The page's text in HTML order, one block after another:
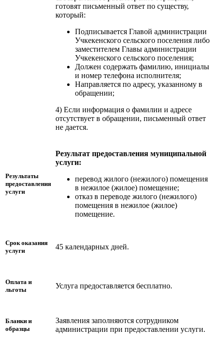
готовят письменный ответ по существу,
который:
Подписывается Главой администрации
Учкекенского сельского поселения либо
заместителем Главы администрации
Учкекенского сельского поселения;
Должен содержать фамилию, инициалы
и номер телефона исполнителя;
Направляется по адресу, указанному в
обращении;
4) Если информация о фамилии и адресе
отсутствует в обращении, письменный ответ
не дается.
Результаты
предоставления
услуги
Результат предоставления муниципальной
услуги:
перевод жилого (нежилого) помещения
в нежилое (жилое) помещение;
отказ в переводе жилого (нежилого)
помещения в нежилое (жилое)
помещение.
Срок оказания
услуги
45 календарных дней.
Оплата и
льготы
Услуга предоставляется бесплатно.
Бланки и
образцы
Заявления заполняются сотрудником
администрации при предоставлении услуги.